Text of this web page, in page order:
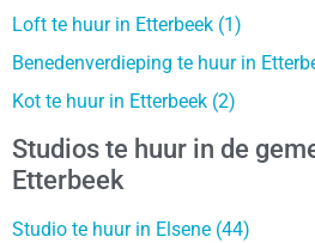
Loft te huur in Etterbeek (1)
Benedenverdieping te huur in
Kot te huur in Etterbeek (2)
Studios te huur in de
Etterbeek
Studio te huur in Elsene (44)